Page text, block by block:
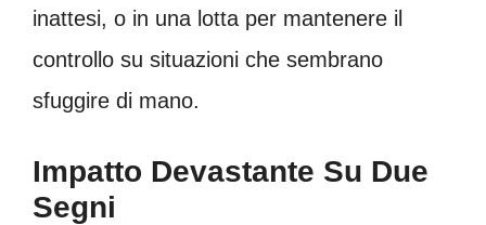
inattesi, o in una lotta per mantenere il
controllo su situazioni che sembrano
sfuggire di mano.
Impatto Devastante Su Due
Segni